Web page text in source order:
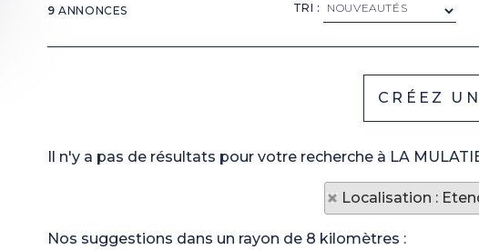
9 ANNONCES TRI :
Il n'y a pas de résultats pour votre recherche à LA
Localisation :
Nos suggestions dans un rayon de 8 kilomètres :